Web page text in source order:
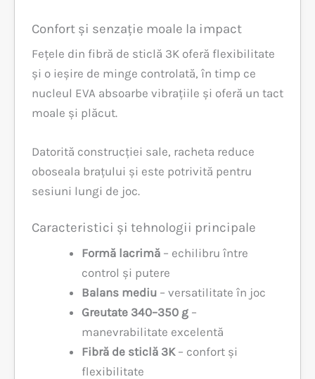
Confort și senzație moale la impact
Fețele din fibră de sticlă 3K oferă flexibilitate
și o ieșire de minge controlată, în timp ce
nucleul EVA absoarbe vibrațiile și oferă un tact
moale și plăcut.
Datorită construcției sale, racheta reduce
oboseala brațului și este potrivită pentru
sesiuni lungi de joc.
Caracteristici și tehnologii principale
Formă lacrimă – echilibru între
control și putere
Balans mediu – versatilitate în joc
Greutate 340–350 g –
manevrabilitate excelentă
Fibră de sticlă 3K– confort și
flexibilitate